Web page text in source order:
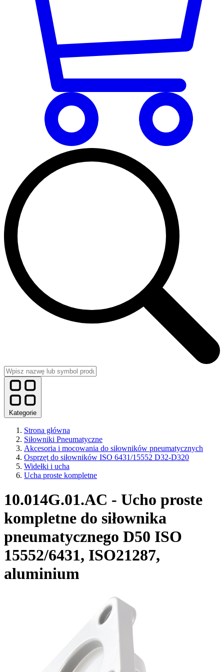
Kategorie
Strona główna
Siłowniki Pneumatyczne
Akcesoria i mocowania do siłowników pneumatycznych
Osprzęt do siłowników ISO 6431/15552 D32-D320
Widełki i ucha
Ucha proste kompletne
10.014G.01.AC - Ucho proste
kompletne do siłownika
pneumatycznego D50 ISO
15552/6431, ISO21287,
aluminium